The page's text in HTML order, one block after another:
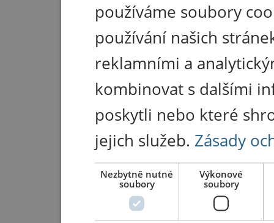
používáme soubory
používání našich
reklamními a
kombinovat s dalšími
poskytli nebo které
jejich služeb. Zásady
Nezbytně nutné
soubory
Výkonové
soubory